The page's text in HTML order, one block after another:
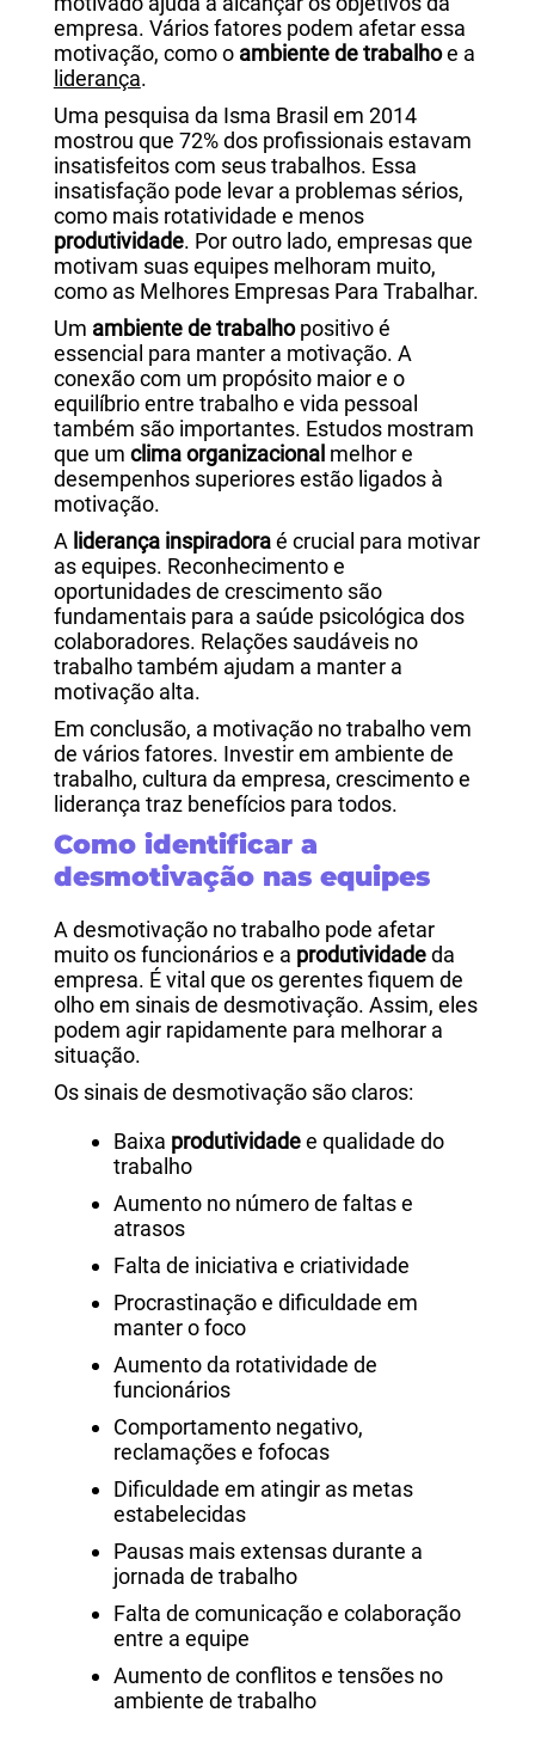
empresa. Vários fatores podem afetar essa
motivação, como o ambiente de trabalhoe a
liderança.
Uma pesquisa da Isma Brasil em 2014
mostrou que 72% dos profissionais estavam
insatisfeitos com seus trabalhos. Essa
insatisfação pode levar a problemas sérios,
como mais rotatividade e menos
produtividade. Por outro lado, empresas que
motivam suas equipes melhoram muito,
como as Melhores Empresas Para Trabalhar.
Um ambiente de trabalhopositivo é
essencial para manter a motivação. A
conexão com um propósito maior e o
equilíbrio entre trabalho e vida pessoal
também são importantes. Estudos mostram
que um clima organizacionalmelhor e
desempenhos superiores estão ligados à
motivação.
A liderança inspiradoraé crucial para motivar
as equipes. Reconhecimento e
oportunidades de crescimento são
fundamentais para a saúde psicológica dos
colaboradores. Relações saudáveis no
trabalho também ajudam a manter a
motivação alta.
Em conclusão, a motivação no trabalho vem
de vários fatores. Investir em ambiente de
trabalho, cultura da empresa, crescimento e
liderança traz benefícios para todos.
Como identificar a
desmotivação nas equipes
A desmotivação no trabalho pode afetar
muito os funcionários e a produtividadeda
empresa. É vital que os gerentes fiquem de
olho em sinais de desmotivação. Assim, eles
podem agir rapidamente para melhorar a
situação.
Os sinais de desmotivação são claros:
Baixa produtividadee qualidade do
trabalho
Aumento no número de faltas e
atrasos
Falta de iniciativa e criatividade
Procrastinação e dificuldade em
manter o foco
Aumento da rotatividade de
funcionários
Comportamento negativo,
reclamações e fofocas
Dificuldade em atingir as metas
estabelecidas
Pausas mais extensas durante a
jornada de trabalho
Falta de comunicação e colaboração
entre a equipe
Aumento de conflitos e tensões no
ambiente de trabalho